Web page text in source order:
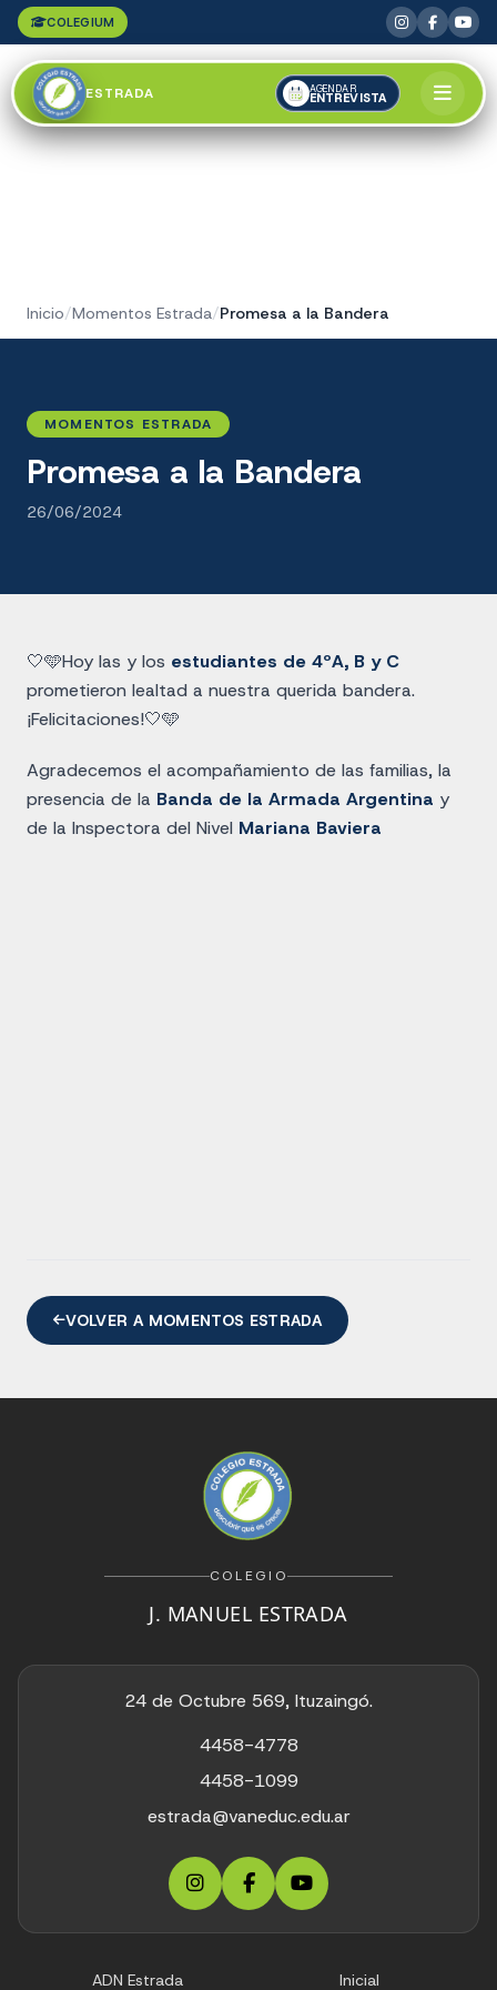
COLEGIUM
ESTRADA AGENDAR
ENTREVISTA
Inicio/Momentos Estrada/Promesa a la Bandera
MOMENTOS ESTRADA
Promesa a la Bandera
26/06/2024
🤍🩵Hoy las y los estudiantes de 4ºA, B y C
prometieron lealtad a nuestra querida bandera.
¡Felicitaciones!🤍🩵
Agradecemos el acompañamiento de las familias, la
presencia de la Banda de la Armada Argentina y
de la Inspectora del Nivel Mariana Baviera
VOLVER A MOMENTOS ESTRADA
COLEGIO
J. MANUEL ESTRADA
24 de Octubre 569, Ituzaingó.
4458-4778
4458-1099
estrada@vaneduc.edu.ar
ADN Estrada Inicial